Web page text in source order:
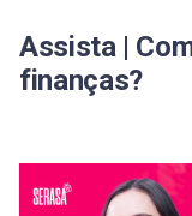
Dívidas e
Gastos
Assista |
finanças?